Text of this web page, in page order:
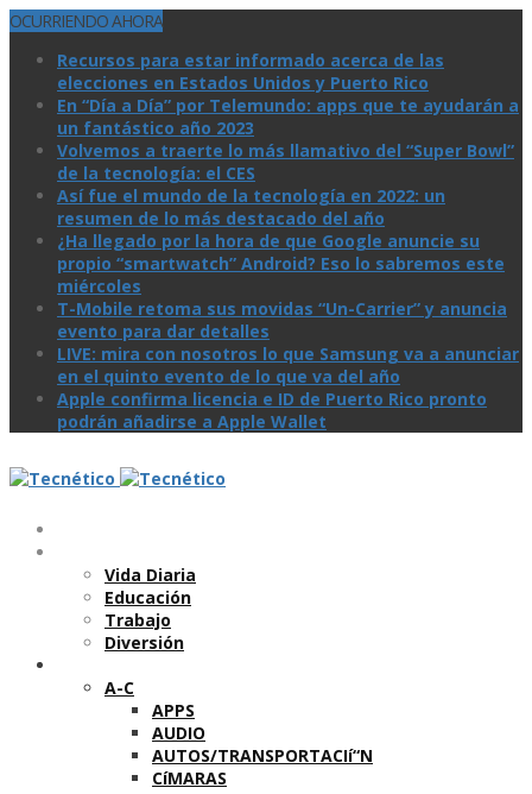
OCURRIENDO AHORA
Recursos para estar informado acerca de las
elecciones en Estados Unidos y Puerto Rico
En “Día a Día” por Telemundo: apps que te ayudarán a
un fantástico año 2023
Volvemos a traerte lo más llamativo del “Super Bowl”
de la tecnologí­a: el CES
Así­ fue el mundo de la tecnologí­a en 2022: un
resumen de lo más destacado del año
¿Ha llegado por la hora de que Google anuncie su
propio “smartwatch” Android? Eso lo sabremos este
miércoles
T-Mobile retoma sus movidas “Un-Carrier” y anuncia
evento para dar detalles
LIVE: mira con nosotros lo que Samsung va a anunciar
en el quinto evento de lo que va del año
Apple confirma licencia e ID de Puerto Rico pronto
podrán añadirse a Apple Wallet
Vida Diaria
Educación
Trabajo
Diversión
A-C
APPS
AUDIO
AUTOS/TRANSPORTACIí“N
CíMARAS